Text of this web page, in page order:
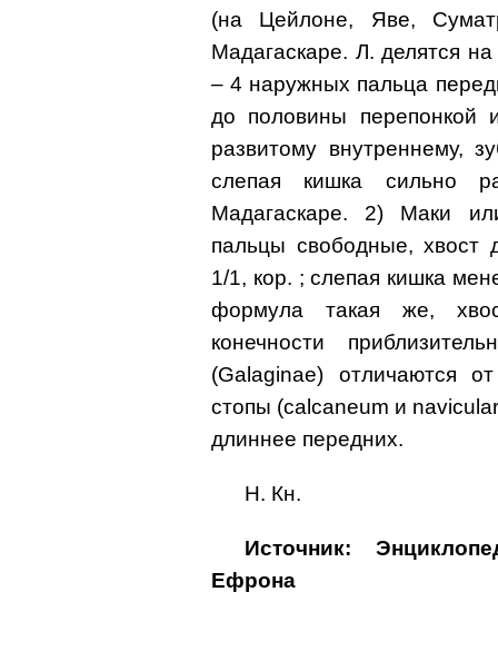
(на Цейлоне, Яве,
Мадагаскаре. Л. делятся
– 4 наружных пальца
до половины перепонкой
развитому внутреннему,
слепая кишка сильно
Мадагаскаре. 2) Маки
пальцы свободные,
1/1, кор. ; слепая кишка
формула такая же,
конечности
(Galaginae) отличаются
стопы (calcaneum и
длиннее передних.
Н. Кн.
Источник:
Ефрона